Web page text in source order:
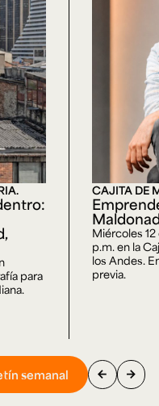
para
CAJITA DE
Miércoles
p.m. en la
los Andes.
previa.
semanal arrow_back arrow_forward